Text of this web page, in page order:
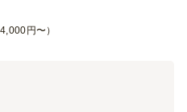
円〜）